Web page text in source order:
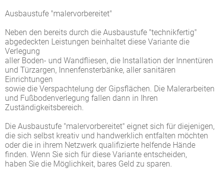
Ausbaustufe "malervorbereitet"
Neben den bereits durch die Ausbaustufe "technikfertig"
abgedeckten Leistungen beinhaltet diese Variante die
Verlegung
aller Boden- und Wand­fliesen, die Installation der Innentüren
und Türzargen, Innenfensterbänke, aller sanitären
Einrichtungen
sowie die Verspachtelung der Gips­flächen. Die Malerarbeiten
und Fußbodenverlegung fallen dann in Ihren
Zuständigkeitsbereich.
Die Ausbaustufe "malervorbereitet" eignet sich für diejenigen,
die sich selbst kreativ und handwerklich entfalten möchten
oder die in ihrem Netzwerk qualifizierte helfende Hände
finden. Wenn Sie sich für diese Variante entscheiden,
haben Sie die Möglichkeit, bares Geld zu sparen.